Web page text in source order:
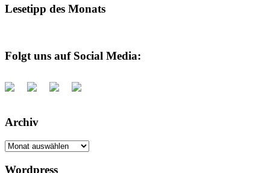
Lesetipp des Monats
Folgt uns auf Social Media:
Archiv
Archiv
Wordpress